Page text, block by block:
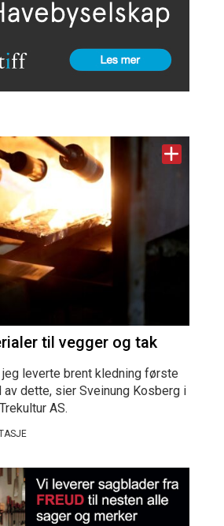
til vegger og tak
leverte brent kledning første
av dette, sier Sveinung Kosberg i
AS.